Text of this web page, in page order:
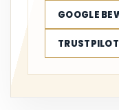
GOOGLE
TRUSTPILOT